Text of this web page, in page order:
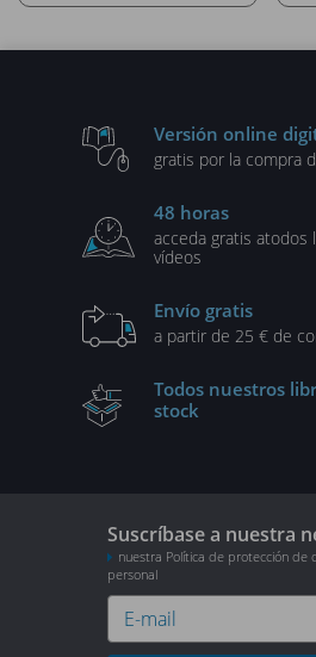
Versión online
gratis por la compra
48 horas
acceda gratis atodos
vídeos
Envío gratis
a partir de 25 € de
Todos nuestros
stock
Suscríbase a nuestra
nuestra Política de protección de
personal